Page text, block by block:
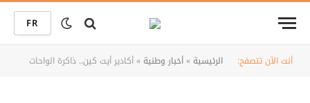
FR
أنت الآن تتصفح: الرئيسية»أخبار وطنية»أكادير أيت كين.. ذاكرة الواحات